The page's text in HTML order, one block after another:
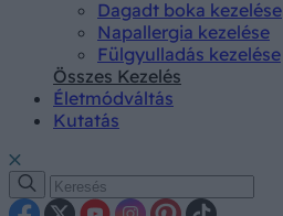
Dagadt boka kezelése
Napallergia kezelése
Fülgyulladás kezelése
Összes Kezelés
Életmódváltás
Kutatás